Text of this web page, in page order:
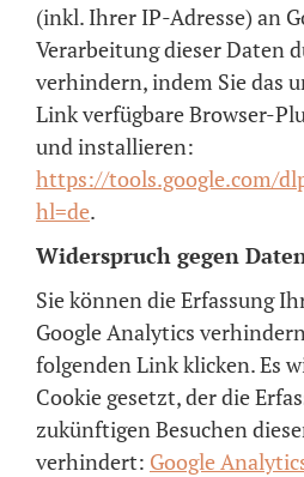
(inkl. Ihrer IP-Adresse) an
Verarbeitung dieser Daten
verhindern, indem Sie das
Link verfügbare Browser-
und installieren:
https://tools.google.com/
hl=de.
Widerspruch gegen
Sie können die Erfassung
Google Analytics
folgenden Link klicken. Es
Cookie gesetzt, der die
zukünftigen Besuchen
verhindert: Google